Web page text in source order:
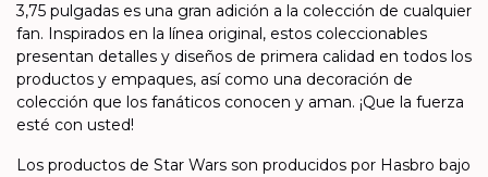
3,75 pulgadas es una gran adición a la colección de cualquier
fan. Inspirados en la línea original, estos coleccionables
presentan detalles y diseños de primera calidad en todos los
productos y empaques, así como una decoración de
colección que los fanáticos conocen y aman. ¡Que la fuerza
esté con usted!
Los productos de Star Wars son producidos por Hasbro bajo